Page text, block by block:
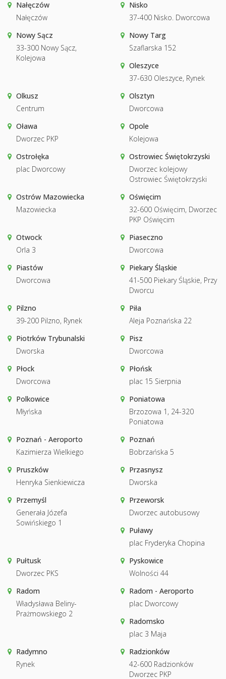
Nałęczów
Nałęczów
Nisko
37-400 Nisko. Dworcowa
Nowy Sącz
33-300 Nowy Sącz,
Kolejowa
Nowy Targ
Szaflarska 152
Oleszyce
37-630 Oleszyce, Rynek
Olkusz
Centrum
Olsztyn
Dworcowa
Oława
Dworzec PKP
Opole
Kolejowa
Ostrołęka
plac Dworcowy
Ostrowiec Świętokrzyski
Dworzec kolejowy
Ostrowiec Świętokrzyski
Ostrów Mazowiecka
Mazowiecka
Oświęcim
32-600 Oświęcim, Dworzec
PKP Oświęcim
Otwock
Orla 3
Piaseczno
Dworcowa
Piastów
Dworcowa
Piekary Śląskie
41-500 Piekary Śląskie, Przy
Dworcu
Pilzno
39-200 Pilzno, Rynek
Piła
Aleja Poznańska 22
Piotrków Trybunalski
Dworska
Pisz
Dworcowa
Płock
Dworcowa
Płońsk
plac 15 Sierpnia
Polkowice
Młyńska
Poniatowa
Brzozowa 1, 24-320
Poniatowa
Poznań - Aeroporto
Kazimierza Wielkiego
Poznań
Bobrzańska 5
Pruszków
Henryka Sienkiewicza
Przasnysz
Dworska
Przemyśl
Generała Józefa
Sowińskiego 1
Przeworsk
Dworzec autobusowy
Puławy
plac Fryderyka Chopina
Pułtusk
Dworzec PKS
Pyskowice
Wolności 44
Radom
Władysława Beliny-
Prażmowskiego 2
Radom - Aeroporto
plac Dworcowy
Radomsko
plac 3 Maja
Radymno
Rynek
Radzionków
42-600 Radzionków
Dworzec PKP